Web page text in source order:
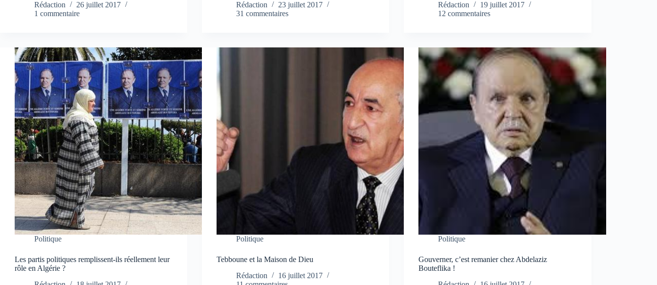
Rédaction
26 juillet 2017
1 commentaire
Rédaction
23 juillet 2017
31 commentaires
Rédaction
19 juillet 2017
12 commentaires
Politique
Les partis politiques remplissent-ils réellement leur
rôle en Algérie ?
Politique
Tebboune et la Maison de Dieu
Rédaction
16 juillet 2017
Politique
Gouverner, c’est remanier chez Abdelaziz
Bouteflika !